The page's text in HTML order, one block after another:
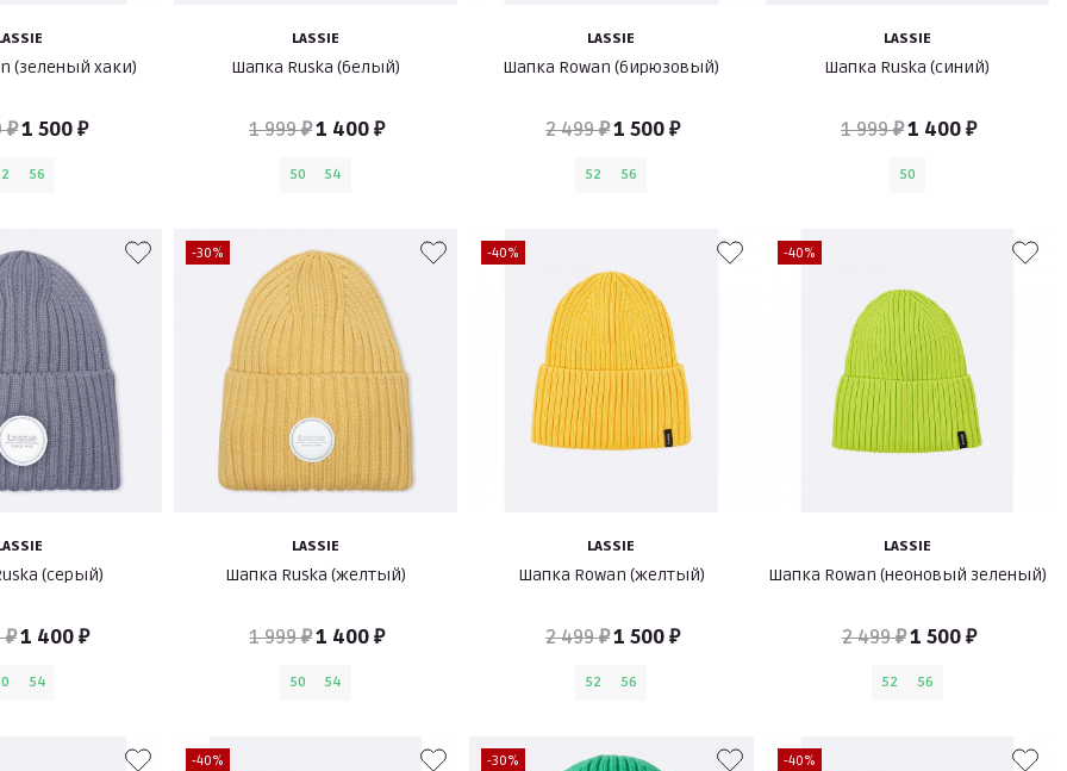
(зеленый хаки)
₽1 500 ₽
56
LASSIE
Шапка Ruska (белый)
1 999 ₽1 400 ₽
50 54
LASSIE
Шапка Rowan (бирюзовый)
2 499 ₽1 500 ₽
52 56
LASSIE
Шапка Ruska (синий)
1 999 ₽1 400 ₽
50
(серый)
₽1 400 ₽
54
-30%
LASSIE
Шапка Ruska (желтый)
1 999 ₽1 400 ₽
50 54
-40%
LASSIE
Шапка Rowan (желтый)
2 499 ₽1 500 ₽
52 56
-40%
LASSIE
Шапка Rowan (неоновый зеленый)
2 499 ₽1 500 ₽
52 56
-40% -30% -40%